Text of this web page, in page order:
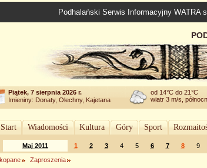
Podhalański Serwis Informacyjny WATRA
Piątek, 7 sierpnia 2026 r.
Imieniny: Donaty, Olechny, Kajetana
od 14°C do 21°C
wiatr 3 m/s,
Start Wiadomości Kultura Góry Sport
Maj 2011 1 2 3 4 5 6 7 8 9
Zaproszenia